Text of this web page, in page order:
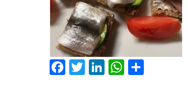
Facebook
Twitter
LinkedIn
WhatsApp